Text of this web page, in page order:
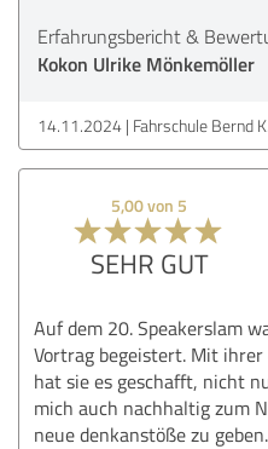
Erfahrungsbericht &
Kokon Ulrike Mönkemöller
14.11.2024 Fahrschule Bernd K.
5,00 von 5
SEHR GUT
Auf dem 20. Speakerslam
Vortrag begeistert. Mit
hat sie es geschafft, nicht
mich auch nachhaltig zum
neue denkanstöße zu